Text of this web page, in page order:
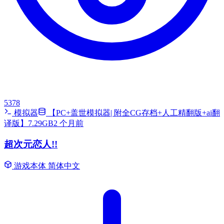
5378
模拟器
【PC+盖世模拟器| 附全CG存档+人工精翻版+ai翻
译版】7.29GB2 个月前
超次元恋人!!
游戏本体 简体中文